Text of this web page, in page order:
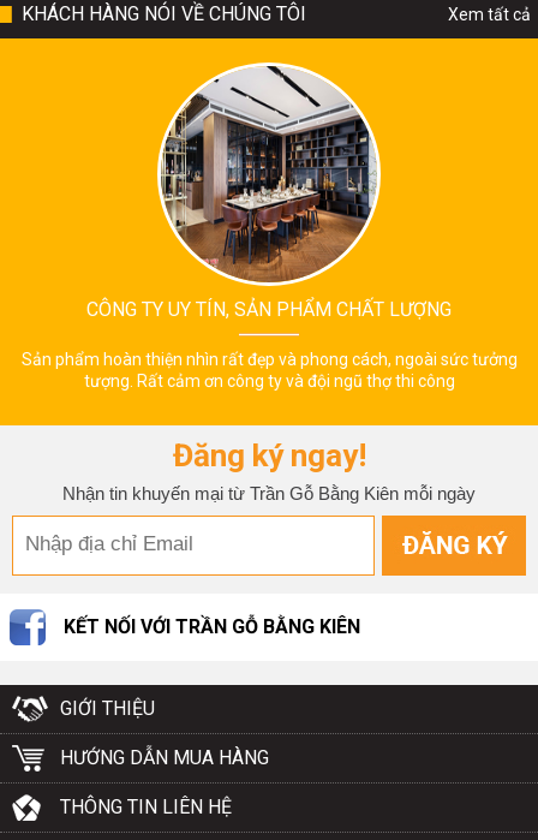
Xem tất cả
KHÁCH HÀNG NÓI VỀ CHÚNG TÔI
CÔNG TY UY TÍN, SẢN PHẨM CHẤT LƯỢNG
Sản phẩm hoàn thiện nhìn rất đẹp và phong cách, ngoài sức tưởng
tượng. Rất cảm ơn công ty và đội ngũ thợ thi công
Đăng ký ngay!
Nhận tin khuyến mại từ Trần Gỗ Bằng Kiên mỗi ngày
KẾT NỐI VỚI TRẦN GỖ BẰNG KIÊN
GIỚI THIỆU
HƯỚNG DẪN MUA HÀNG
THÔNG TIN LIÊN HỆ